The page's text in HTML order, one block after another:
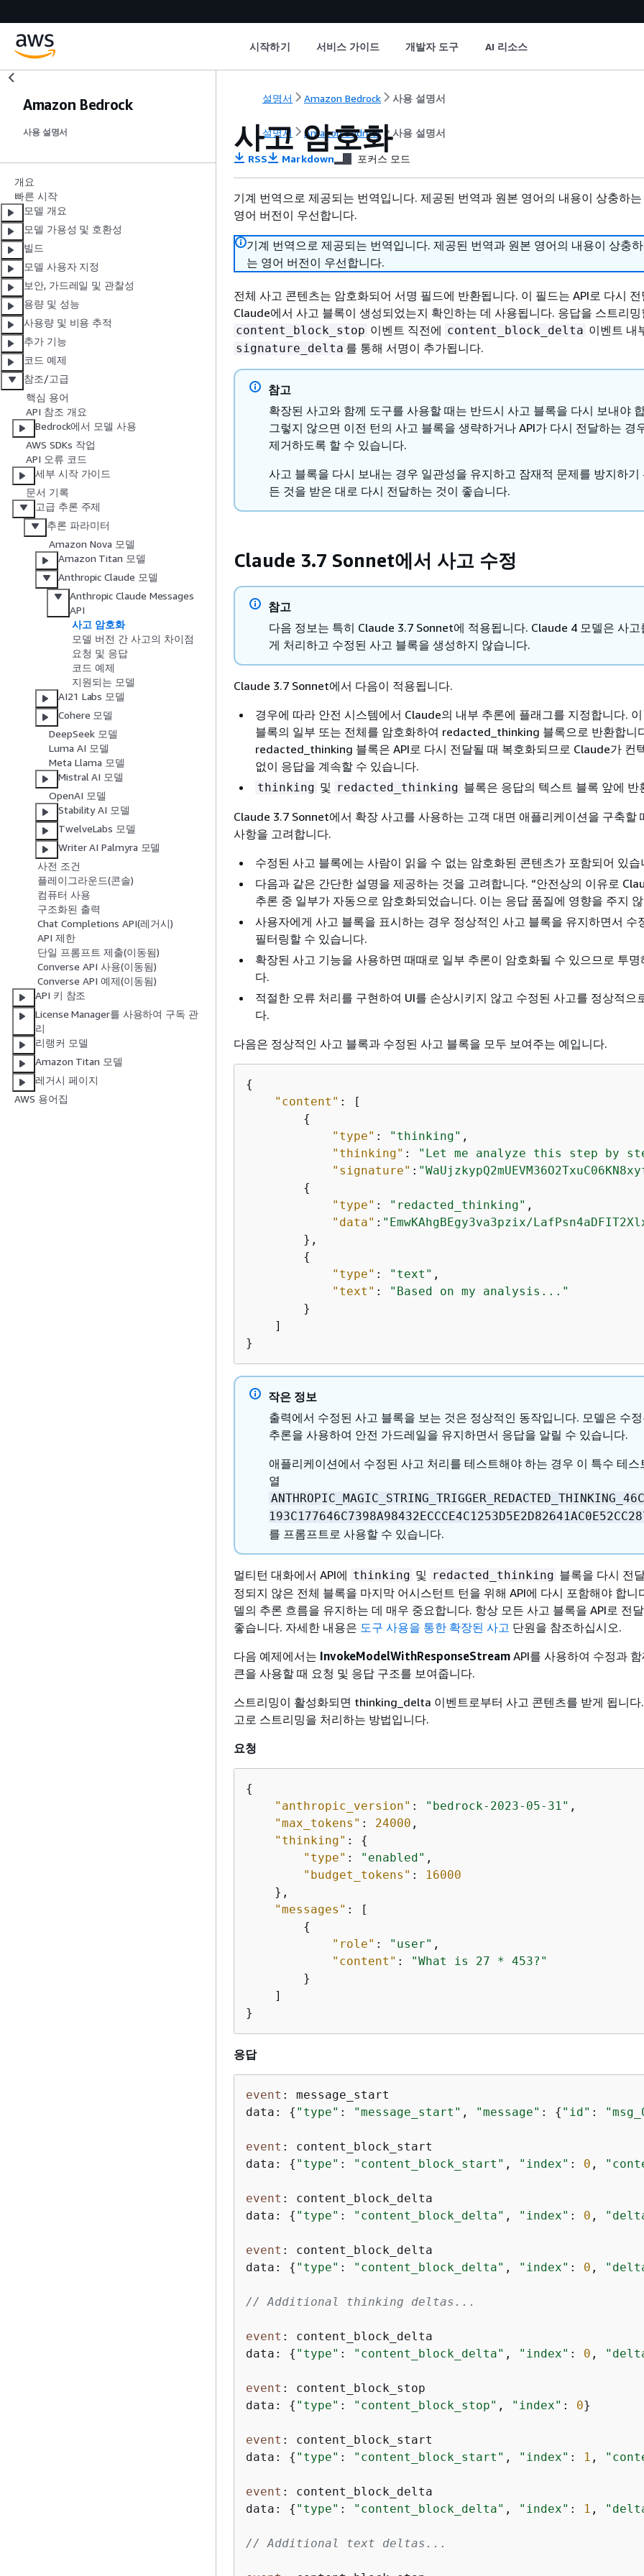
시작하기 서비스 가이드 개발자 도구 AI 리소스
Amazon Bedrock
사용 설명서
개요
빠른 시작
모델 개요
모델 가용성 및 호환성
빌드
모델 사용자 지정
보안, 가드레일 및 관찰성
용량 및 성능
사용량 및 비용 추적
추가 기능
코드 예제
참조/고급
핵심 용어
API 참조 개요
Bedrock에서 모델 사용
AWS SDKs 작업
API 오류 코드
세부 시작 가이드
문서 기록
고급 추론 주제
추론 파라미터
Amazon Nova 모델
Amazon Titan 모델
Anthropic Claude 모델
Anthropic Claude Messages
API
사고 암호화
모델 버전 간 사고의 차이점
요청 및 응답
코드 예제
지원되는 모델
AI21 Labs 모델
Cohere 모델
DeepSeek 모델
Luma AI 모델
Meta Llama 모델
Mistral AI 모델
OpenAI 모델
Stability AI 모델
TwelveLabs 모델
Writer AI Palmyra 모델
사전 조건
플레이그라운드(콘솔)
컴퓨터 사용
구조화된 출력
Chat Completions API(레거시)
API 제한
단일 프롬프트 제출(이동됨)
Converse API 사용(이동됨)
Converse API 예제(이동됨)
API 키 참조
License Manager를 사용하여 구독 관
리
리랭커 모델
Amazon Titan 모델
레거시 페이지
AWS 용어집
설명서 Amazon Bedrock 사용 설명서
설명서 Amazon Bedrock 사용 설명서
사고 암호화
RSS Markdown 포커스 모드
기계 번역으로 제공되는 번역입니다. 제공된 번역과 원본 영어의 내용이 상충하
영어 버전이 우선합니다.
기계 번역으로 제공되는 번역입니다. 제공된 번역과 원본 영어의 내용이 상충
는 영어 버전이 우선합니다.
전체 사고 콘텐츠는 암호화되어 서명 필드에 반환됩니다. 이 필드는 API로 다시 전
Claude에서 사고 블록이 생성되었는지 확인하는 데 사용됩니다. 응답을 스트리밍
content_block_stop 이벤트 직전에 content_block_delta 이벤트 내
signature_delta 를 통해 서명이 추가됩니다.
참고
확장된 사고와 함께 도구를 사용할 때는 반드시 사고 블록을 다시 보내야
그렇지 않으면 이전 턴의 사고 블록을 생략하거나 API가 다시 전달하는 경
제거하도록 할 수 있습니다.
사고 블록을 다시 보내는 경우 일관성을 유지하고 잠재적 문제를 방지하기
든 것을 받은 대로 다시 전달하는 것이 좋습니다.
Claude 3.7 Sonnet에서 사고 수정
참고
다음 정보는 특히 Claude 3.7 Sonnet에 적용됩니다. Claude 4 모델은 사고
게 처리하고 수정된 사고 블록을 생성하지 않습니다.
Claude 3.7 Sonnet에서 다음이 적용됩니다.
경우에 따라 안전 시스템에서 Claude의 내부 추론에 플래그를 지정합니다.
블록의 일부 또는 전체를 암호화하여 redacted_thinking 블록으로 반환합니
redacted_thinking 블록은 API로 다시 전달될 때 복호화되므로 Claude가 컨
없이 응답을 계속할 수 있습니다.
thinking 및 redacted_thinking 블록은 응답의 텍스트 블록 앞에 반
Claude 3.7 Sonnet에서 확장 사고를 사용하는 고객 대면 애플리케이션을 구축할
사항을 고려합니다.
수정된 사고 블록에는 사람이 읽을 수 없는 암호화된 콘텐츠가 포함되어 있습
다음과 같은 간단한 설명을 제공하는 것을 고려합니다. “안전상의 이유로
추론 중 일부가 자동으로 암호화되었습니다. 이는 응답 품질에 영향을 주지
사용자에게 사고 블록을 표시하는 경우 정상적인 사고 블록을 유지하면서 수
필터링할 수 있습니다.
확장된 사고 기능을 사용하면 때때로 일부 추론이 암호화될 수 있으므로 투명
다.
적절한 오류 처리를 구현하여 UI를 손상시키지 않고 수정된 사고를 정상적으
다.
다음은 정상적인 사고 블록과 수정된 사고 블록을 모두 보여주는 예입니다.
{
"content" : [
{
"type" : "thinking" ,
"thinking" : "Let me analyze this step by
"signature" :
{
"type" : "redacted_thinking" ,
"data" : "EmwKAhgBEgy3va3pzix/
        },
{
"type" : "text" ,
"text" :
"Based on my analysis..."
        }
    ]
}
작은 정보
출력에서 수정된 사고 블록을 보는 것은 정상적인 동작입니다. 모델은 수정
추론을 사용하여 안전 가드레일을 유지하면서 응답을 알릴 수 있습니다.
애플리케이션에서 수정된 사고 처리를 테스트해야 하는 경우 이 특수 테스
열
를 프롬프트로 사용할 수 있습니다.
멀티턴 대화에서 API에 thinking 및 redacted_thinking 블록을 다시 전
정되지 않은 전체 블록을 마지막 어시스턴트 턴을 위해 API에 다시 포함해야 합니
델의 추론 흐름을 유지하는 데 매우 중요합니다. 항상 모든 사고 블록을 API로 전
좋습니다. 자세한 내용은 도구 사용을 통한 확장된 사고 단원을 참조하십시오.
다음 예제에서는 InvokeModelWithResponseStream API를 사용하여 수정과
큰을 사용할 때 요청 및 응답 구조를 보여줍니다.
스트리밍이 활성화되면 thinking_delta 이벤트로부터 사고 콘텐츠를 받게 됩니다
고로 스트리밍을 처리하는 방법입니다.
요청
{
"anthropic_version" : "bedrock-2023-05-31" ,
"max_tokens" : 24000 ,
"thinking" : {
"type" : "enabled" ,
"budget_tokens" :
16000
    },
"messages" : [
{
"role" : "user" ,
"content" :
"What is 27 * 453?"
        }
    ]
}
응답
event : message_start
data: { "type" : "message_start" , "message" : { "id" :
event : content_block_start
data: { "type" : "content_block_start" , "index" : 0 ,
event : content_block_delta
data: { "type" : "content_block_delta" , "index" : 0 ,
event : content_block_delta
data: { "type" : "content_block_delta" , "index" : 0 ,
// Additional thinking deltas...
event : content_block_delta
data: { "type" : "content_block_delta" , "index" : 0 ,
event : content_block_stop
data: { "type" : "content_block_stop" , "index" : 0}
event : content_block_start
data: { "type" : "content_block_start" , "index" : 1 ,
event : content_block_delta
data: { "type" : "content_block_delta" , "index" : 1 ,
// Additional text deltas...